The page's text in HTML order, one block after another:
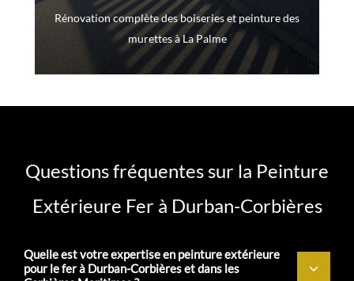
Rénovation complète des boiseries et peinture des
murettes à La Palme
Questions fréquentes sur la Peinture
Extérieure Fer à Durban-Corbières
Quelle est votre expertise en peinture extérieure
pour le fer à Durban-Corbières et dans les